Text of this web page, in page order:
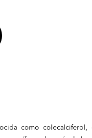
como colecalciferol,